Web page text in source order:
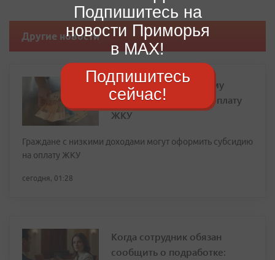
Другие новости
Депутат объяснил, кому
положены льготы на оплату
ЖКУ
Граждане с низкими доходами могут оформить субсидию
на оплату ЖКУ
сегодня, 01:28
Когда сотрудник обязан
сообщить о подработке:
Подпишитесь на
новости Приморья
в MAX!
Подпишитесь
сейчас!